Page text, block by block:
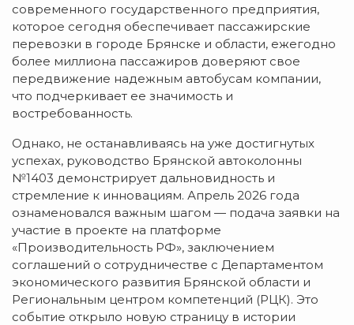
современного государственного предприятия,
которое сегодня обеспечивает пассажирские
перевозки в городе Брянске и области, ежегодно
более миллиона пассажиров доверяют свое
передвижение надежным автобусам компании,
что подчеркивает ее значимость и
востребованность.
Однако, не останавливаясь на уже достигнутых
успехах, руководство Брянской автоколонны
№1403 демонстрирует дальновидность и
стремление к инновациям. Апрель 2026 года
ознаменовался важным шагом — подача заявки на
участие в проекте на платформе
«Производительность РФ», заключением
соглашений о сотрудничестве с Департаментом
экономического развития Брянской области и
Региональным центром компетенций (РЦК). Это
событие открыло новую страницу в истории